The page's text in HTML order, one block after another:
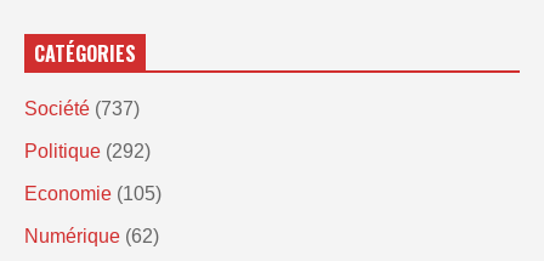
CATÉGORIES
Société (737)
Politique (292)
Economie (105)
Numérique (62)